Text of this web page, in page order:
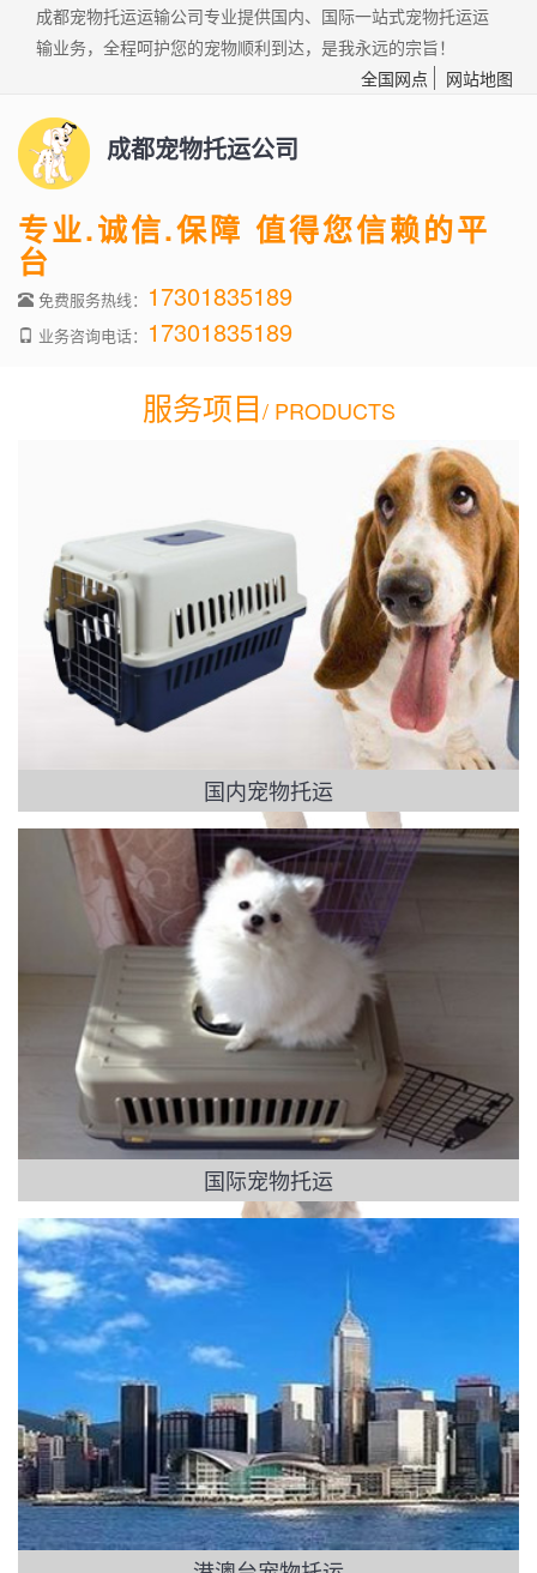
成都宠物托运运输公司专业提供国内、国际一站式宠物托运运
输业务，全程呵护您的宠物顺利到达，是我永远的宗旨！
全国网点
网站地图
成都宠物托运公司
专业.诚信.保障 值得您信赖的平
台
免费服务热线： 17301835189
业务咨询电话： 17301835189
服务项目/ PRODUCTS
国内宠物托运
国际宠物托运